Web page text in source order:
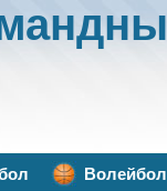
Волейбол